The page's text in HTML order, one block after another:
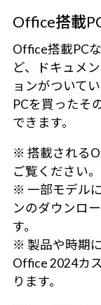
Office搭載
Office搭載PC
ど、ドキュメ
ョンがついてい
PCを買ったそ
できます。
※ 搭載される
ご覧ください。
※ 一部モデル
ンのダウンロ
す。
※ 製品や時期
Office 2024カ
ります。